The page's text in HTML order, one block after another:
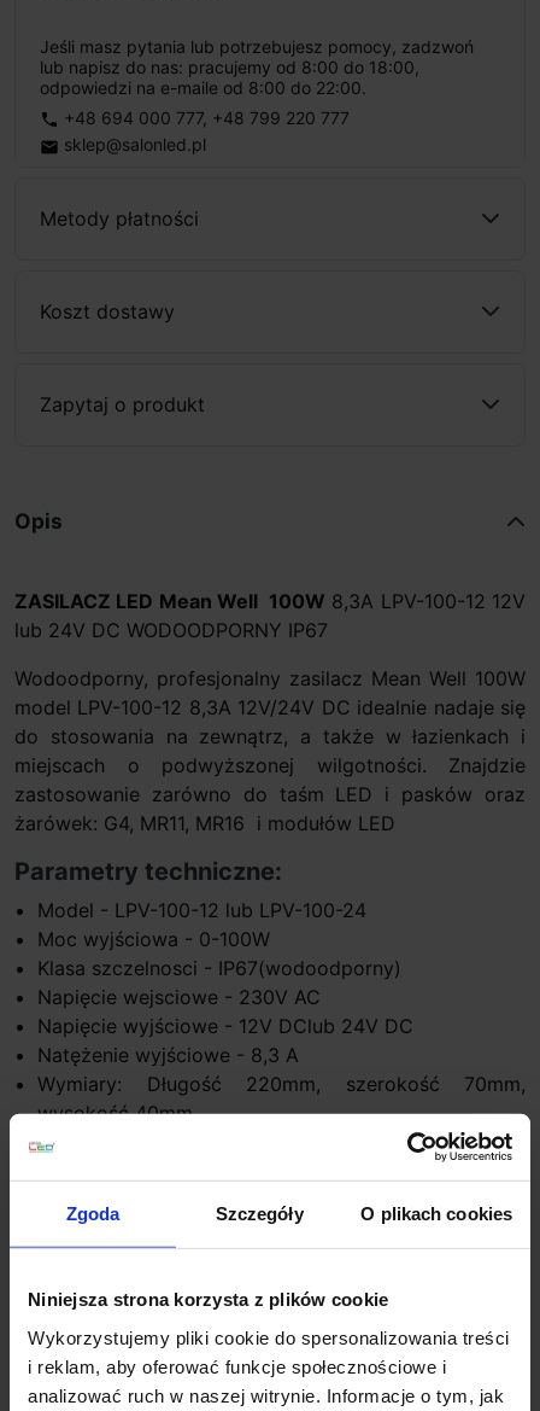
Zgoda Szczegóły O plikach cookies
Niniejsza strona korzysta z plików cookie
Wykorzystujemy pliki cookie do spersonalizowania treści
i reklam, aby oferować funkcje społecznościowe i
analizować ruch w naszej witrynie. Informacje o tym, jak
Jeśli masz pytania lub potrzebujesz pomocy, zadzwoń
lub napisz do nas: pracujemy od 8:00 do 18:00,
odpowiedzi na e-maile od 8:00 do 22:00.
phone +48 694 000 777, +48 799 220 777
email sklep@salonled.pl
Metody płatności
Koszt dostawy
Zapytaj o produkt
Opis
ZASILACZ LED Mean Well 100W 8,3A LPV-100-12 12V
lub 24V DC WODOODPORNY IP67
Wodoodporny, profesjonalny zasilacz Mean Well 100W
model LPV-100-12 8,3A 12V/24V DC idealnie nadaje się
do stosowania na zewnątrz, a także w łazienkach i
miejscach o podwyższonej wilgotności. Znajdzie
zastosowanie zarówno do taśm LED i pasków oraz
żarówek: G4, MR11, MR16 i modułów LED
Parametry techniczne:
Model - LPV-100-12 lub LPV-100-24
Moc wyjściowa - 0-100W
Klasa szczelnosci - IP67(wodoodporny)
Napięcie wejsciowe - 230V AC
Napięcie wyjściowe - 12V DClub 24V DC
Natężenie wyjściowe - 8,3 A
Wymiary: Długość 220mm, szerokość 70mm,
wysokość 40mm
Zakres temperatur: od -30°C do + 70°C
Zabezpieczenia: Zwarciowe, przeciążeniowe,
Certyfikaty: RoHs, CE
Szczegóły produktu